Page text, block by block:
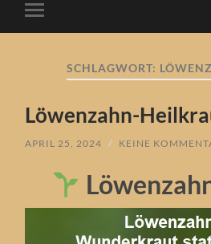
Mobile-
Menü
SCHLAGWORT:
Löwenzahn-
APRIL 25, 2024 / KEINE